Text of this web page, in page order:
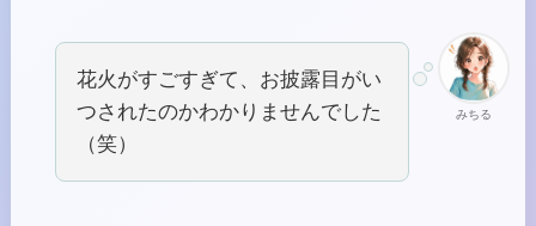
みちる
花火がすごすぎて、お披露目がい
つされたのかわかりませんでした
（笑）